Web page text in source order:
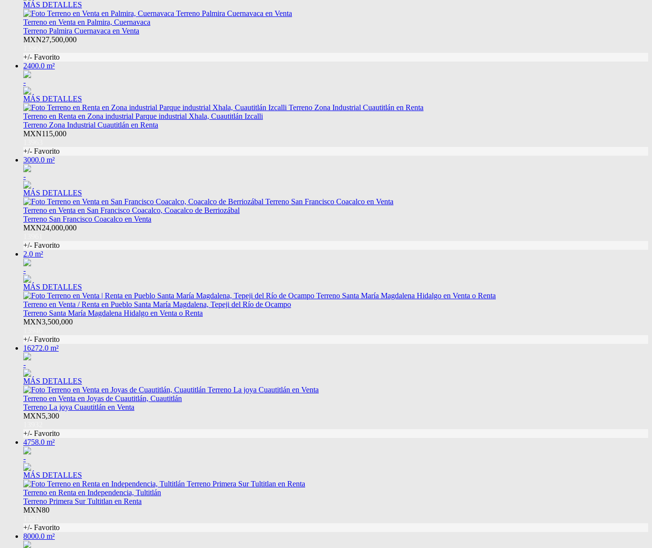
MÁS DETALLES
Terreno en Venta en Palmira, Cuernavaca
Terreno Palmira Cuernavaca en Venta
MXN27,500,000
+/- Favorito
2400.0 m²
-
MÁS DETALLES
Terreno en Renta en Zona industrial Parque industrial Xhala, Cuautitlán Izcalli
Terreno Zona Industrial Cuautitlán en Renta
MXN115,000
+/- Favorito
3000.0 m²
-
MÁS DETALLES
Terreno en Venta en San Francisco Coacalco, Coacalco de Berriozábal
Terreno San Francisco Coacalco en Venta
MXN24,000,000
+/- Favorito
2.0 m²
-
MÁS DETALLES
Terreno en Venta / Renta en Pueblo Santa María Magdalena, Tepeji del Río de Ocampo
Terreno Santa María Magdalena Hidalgo en Venta o Renta
MXN3,500,000
+/- Favorito
16272.0 m²
-
MÁS DETALLES
Terreno en Venta en Joyas de Cuautitlán, Cuautitlán
Terreno La joya Cuautitlán en Venta
MXN5,300
+/- Favorito
4758.0 m²
-
MÁS DETALLES
Terreno en Renta en Independencia, Tultitlán
Terreno Primera Sur Tultitlan en Renta
MXN80
+/- Favorito
8000.0 m²